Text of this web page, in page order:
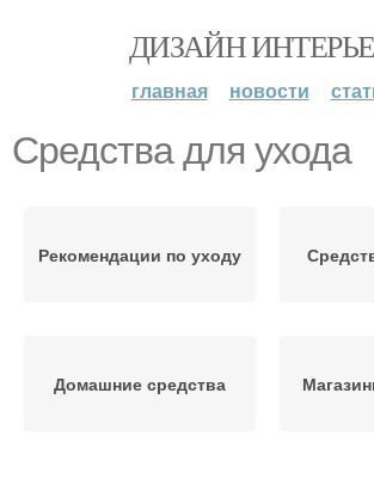
ДИЗАЙН
главная новости
Средства для ухода
Рекомендации по уходу
Домашние средства